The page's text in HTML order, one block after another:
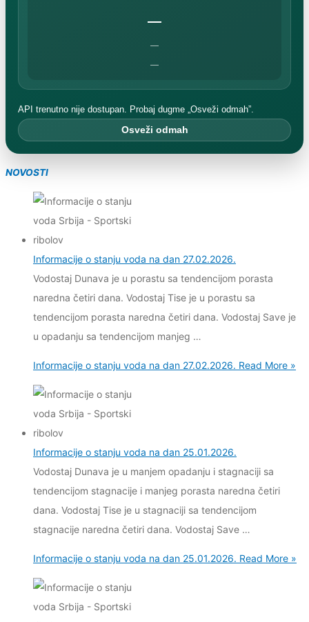
—
—
—
API trenutno nije dostupan. Probaj dugme „Osveži odmah”.
Osveži odmah
NOVOSTI
Informacije o stanju voda na dan 27.02.2026.
Vodostaj Dunava je u porastu sa tendencijom porasta
naredna četiri dana. Vodostaj Tise je u porastu sa
tendencijom porasta naredna četiri dana. Vodostaj Save je
u opadanju sa tendencijom manjeg …
Informacije o stanju voda na dan 27.02.2026. Read More »
Informacije o stanju voda na dan 25.01.2026.
Vodostaj Dunava je u manjem opadanju i stagnaciji sa
tendencijom stagnacije i manjeg porasta naredna četiri
dana. Vodostaj Tise je u stagnaciji sa tendencijom
stagnacije naredna četiri dana. Vodostaj Save …
Informacije o stanju voda na dan 25.01.2026. Read More »